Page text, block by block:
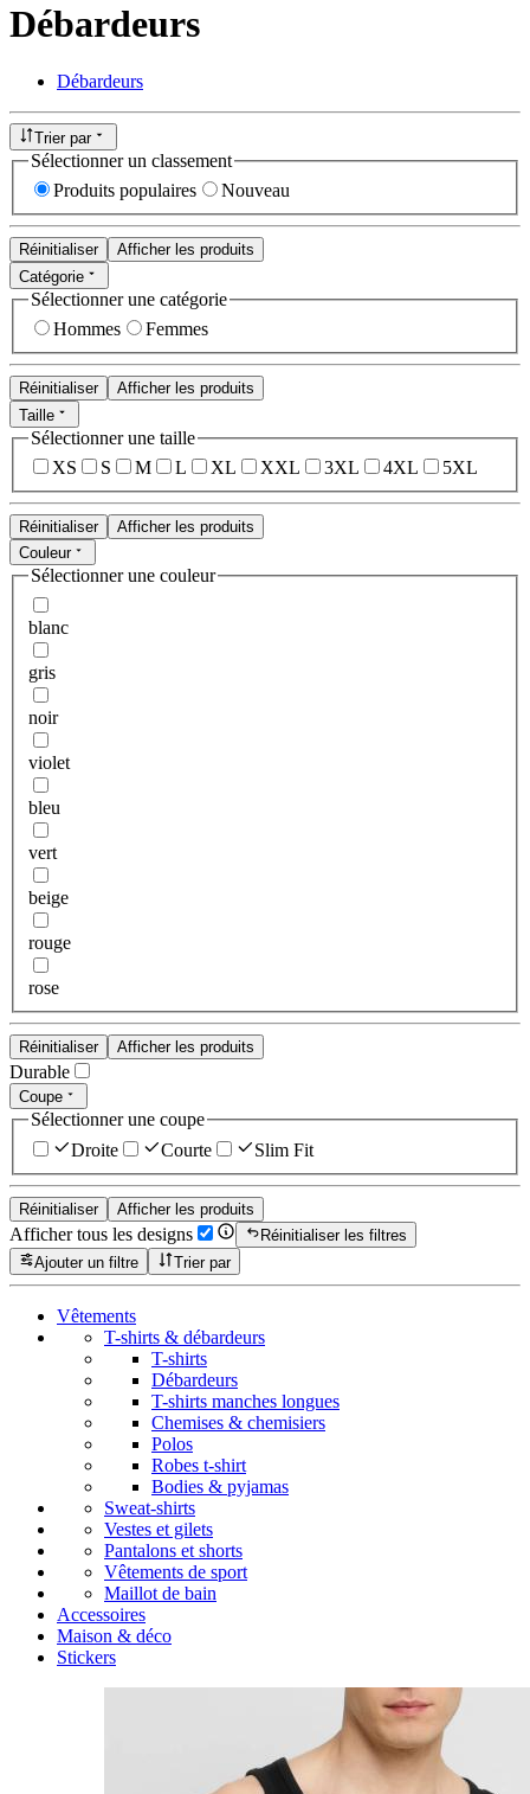
Débardeurs
Débardeurs
Trier par
Sélectionner un classement
Produits populaires
Nouveau
Réinitialiser
Afficher les produits
Catégorie
Sélectionner une catégorie
Hommes
Femmes
Réinitialiser
Afficher les produits
Taille
Sélectionner une taille
XS
S M L XL XXL 3XL 4XL 5XL
Réinitialiser
Afficher les produits
Couleur
Sélectionner une couleur
blanc
gris
noir
violet
bleu
vert
beige
rouge
rose
Réinitialiser Afficher les produits
Durable
Coupe
Sélectionner une coupe
Droite
Courte Slim Fit
Réinitialiser Afficher les produits
Afficher tous les designs
Réinitialiser les filtres
Ajouter un filtre
Trier par
Vêtements
T-shirts & débardeurs
T-shirts
Débardeurs
T-shirts manches longues
Chemises & chemisiers
Polos
Robes t-shirt
Bodies & pyjamas
Sweat-shirts
Vestes et gilets
Pantalons et shorts
Vêtements de sport
Maillot de bain
Accessoires
Maison & déco
Stickers